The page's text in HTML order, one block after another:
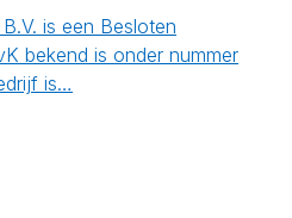
is een Besloten
bekend is onder nummer
is…